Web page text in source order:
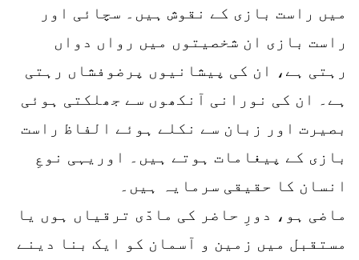
میں راست بازی کے نقوش ہیں۔ سچائی اور
راست بازی ان شخصیتوں میں رواں دواں
رہتی ہے، ان کی پیشانیوں پرضوفشاں رہتی
ہے۔ ان کی نورانی آنکھوں سے جھلکتی ہوئی
بصیرت اور زبان سے نکلے ہوئے الفاظ راست
بازی کے پیغامات ہوتے ہیں۔ اوریہی نوعِ
انسان کا حقیقی سرمایہ ہیں۔
ماضی ہو، دورِ حاضر کی مادّی ترقیاں ہوں یا
مستقبل میں زمین و آسمان کو ایک بنا دینے